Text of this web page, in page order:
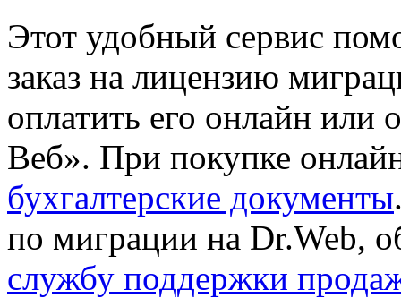
Этот удобный сервис
заказ на лицензию
оплатить его онлайн или
Веб». При покупке
бухгалтерские документы
по миграции на Dr.Web,
службу поддержки